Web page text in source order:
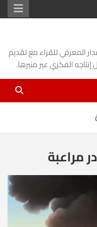
المعرفي للقراء مع تقديم
الفكري عبر منبرها.
مراعبة